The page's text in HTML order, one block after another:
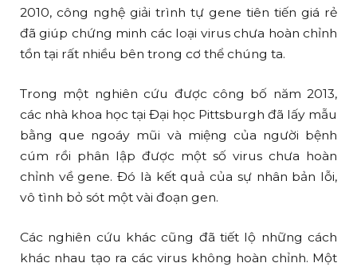
2010, công nghệ giải trình tự gene tiên tiến giá rẻ
đã giúp chứng minh các loại virus chưa hoàn chỉnh
tồn tại rất nhiều bên trong cơ thể chúng ta.
Trong một nghiên cứu được công bố năm 2013,
các nhà khoa học tại Đại học Pittsburgh đã lấy mẫu
bằng que ngoáy mũi và miệng của người bệnh
cúm rồi phân lập được một số virus chưa hoàn
chỉnh về gene. Đó là kết quả của sự nhân bản lỗi,
vô tình bỏ sót một vài đoạn gen.
Các nghiên cứu khác cũng đã tiết lộ những cách
khác nhau tạo ra các virus không hoàn chỉnh. Một